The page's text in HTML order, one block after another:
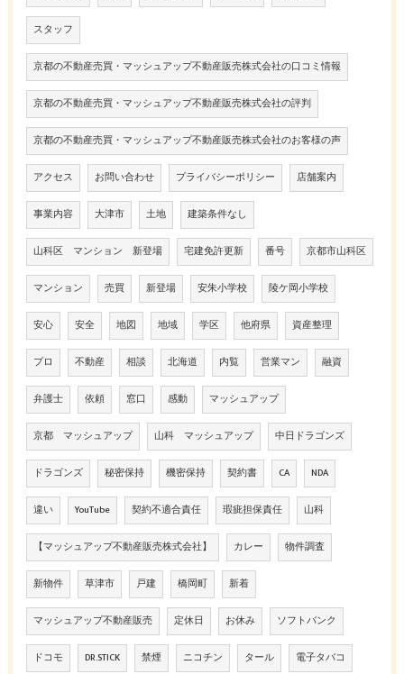
スタッフ
京都の不動産売買・マッシュアップ不動産販売株式会社の口コミ情報
京都の不動産売買・マッシュアップ不動産販売株式会社の評判
京都の不動産売買・マッシュアップ不動産販売株式会社のお客様の声
アクセス お問い合わせ プライバシーポリシー 店舗案内
事業内容 大津市 土地 建築条件なし
山科区 マンション 新登場 宅建免許更新 番号 京都市山科区
マンション 売買 新登場 安朱小学校 陵ケ岡小学校
安心 安全 地図 地域 学区 他府県 資産整理
プロ 不動産 相談 北海道 内覧 営業マン 融資
弁護士 依頼 窓口 感動 マッシュアップ
京都 マッシュアップ 山科 マッシュアップ 中日ドラゴンズ
ドラゴンズ 秘密保持 機密保持 契約書 CA NDA
違い YouTube 契約不適合責任 瑕疵担保責任 山科
【マッシュアップ不動産販売株式会社】 カレー 物件調査
新物件 草津市 戸建 橋岡町 新着
マッシュアップ不動産販売 定休日 お休み ソフトバンク
ドコモ DR.STICK 禁煙 ニコチン タール 電子タバコ